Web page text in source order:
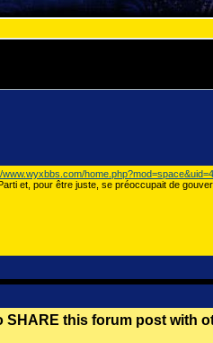
www.wyxbbs.com/
et, pour être juste, se préoccupait de
SHARE this forum post with